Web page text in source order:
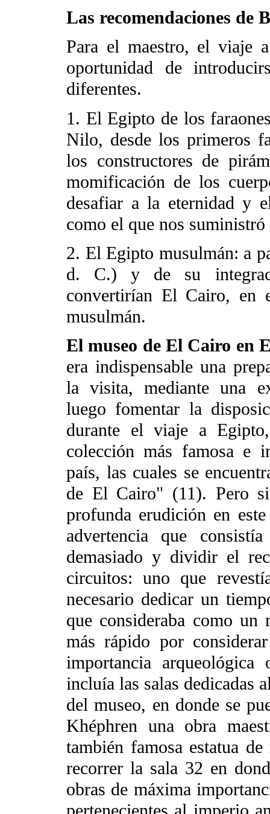
Las recomendaciones de
Para el maestro, el viaje
oportunidad de
diferentes.
1. El Egipto de los
Nilo, desde los primeros
los constructores de
momificación de los
desafiar a la eternidad y
como el que nos
2. El Egipto musulmán: a
d. C.) y de su
convertirían El Cairo, en
musulmán.
El museo de El Cairo en
era indispensable una
la visita, mediante una
luego fomentar la
durante el viaje a
colección más famosa e
país, las cuales se
de El Cairo" (11). Pero
profunda erudición en
advertencia que
demasiado y dividir el
circuitos: uno que
necesario dedicar un
que consideraba como un
más rápido por
importancia
incluía las salas dedicadas
del museo, en donde se
Khéphren una obra
también famosa estatua
recorrer la sala 32 en
obras de máxima